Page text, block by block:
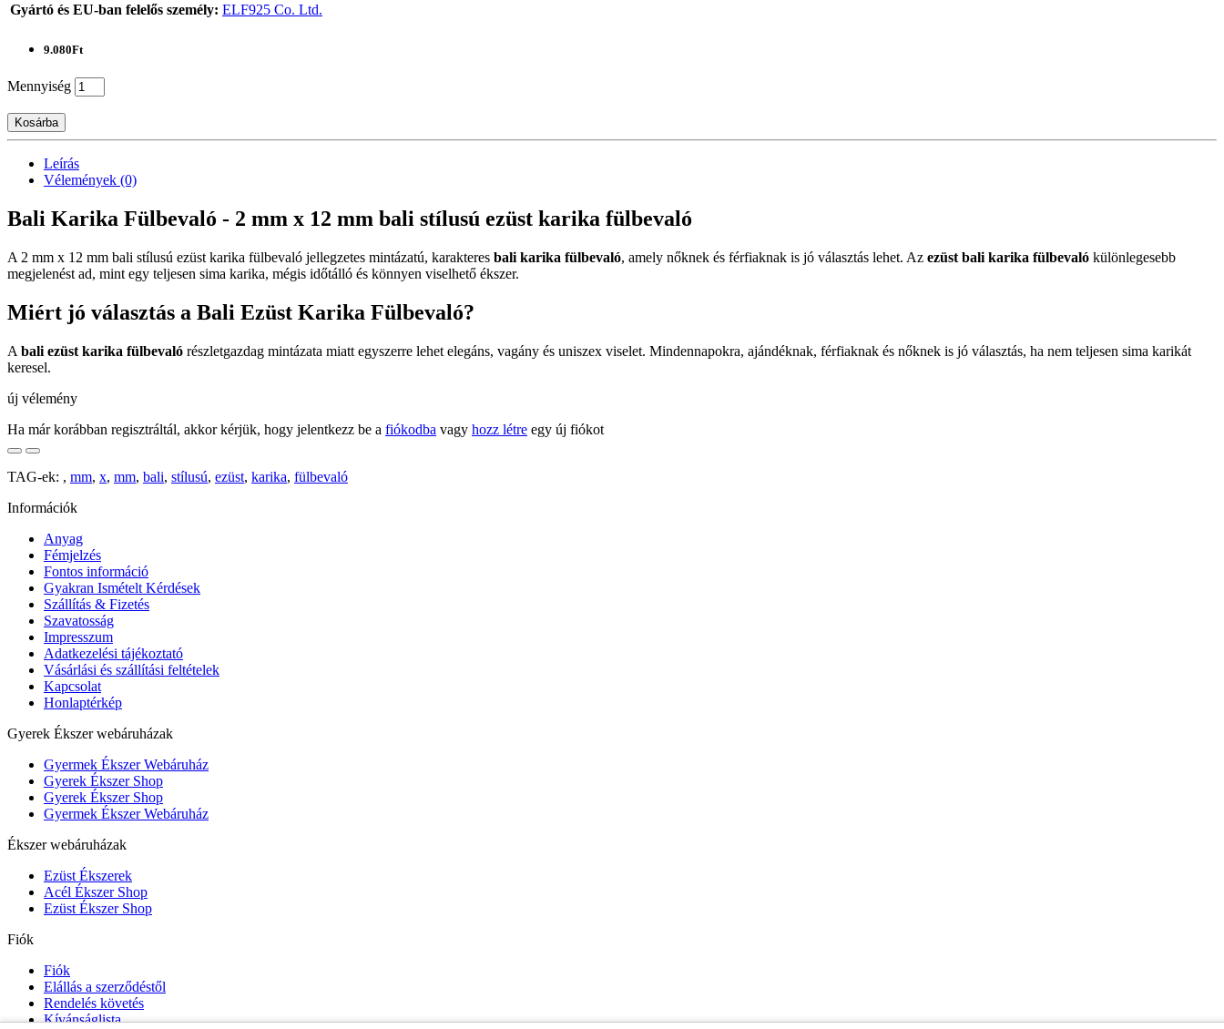
Gyártó és EU-ban felelős személy: ELF925 Co. Ltd.
9.080Ft
Mennyiség
Kosárba
Leírás
Vélemények (0)
Bali Karika Fülbevaló - 2 mm x 12 mm bali stílusú ezüst karika fülbevaló
A 2 mm x 12 mm bali stílusú ezüst karika fülbevaló jellegzetes mintázatú, karakteres bali karika fülbevaló, amely nőknek és férfiaknak is jó választás lehet. Az ezüst bali karika fülbevaló különlegesebb
megjelenést ad, mint egy teljesen sima karika, mégis időtálló és könnyen viselhető ékszer.
Miért jó választás a Bali Ezüst Karika Fülbevaló?
A bali ezüst karika fülbevaló részletgazdag mintázata miatt egyszerre lehet elegáns, vagány és uniszex viselet. Mindennapokra, ajándéknak, férfiaknak és nőknek is jó választás, ha nem teljesen sima karikát
keresel.
új vélemény
Ha már korábban regisztráltál, akkor kérjük, hogy jelentkezz be a fiókodba vagy hozz létre egy új fiókot
TAG-ek: , mm, x, mm, bali, stílusú, ezüst, karika, fülbevaló
Információk
Anyag
Fémjelzés
Fontos információ
Gyakran Ismételt Kérdések
Szállítás & Fizetés
Szavatosság
Impresszum
Adatkezelési tájékoztató
Vásárlási és szállítási feltételek
Kapcsolat
Honlaptérkép
Gyerek Ékszer webáruházak
Gyermek Ékszer Webáruház
Gyerek Ékszer Shop
Gyerek Ékszer Shop
Gyermek Ékszer Webáruház
Ékszer webáruházak
Ezüst Ékszerek
Acél Ékszer Shop
Ezüst Ékszer Shop
Fiók
Fiók
Elállás a szerződéstől
Rendelés követés
Kívánságlista